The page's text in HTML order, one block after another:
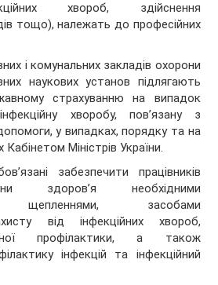
хвороб, здійснення
тощо), належать до професійних
і комунальних закладів охорони
наукових установ підлягають
страхуванню на випадок
хворобу, пов’язану з
у випадках, порядку та на
Міністрів України.
забезпечити працівників
здоров’я необхідними
щепленнями, засобами
від інфекційних хвороб,
профілактики, а також
інфекцій та інфекційний